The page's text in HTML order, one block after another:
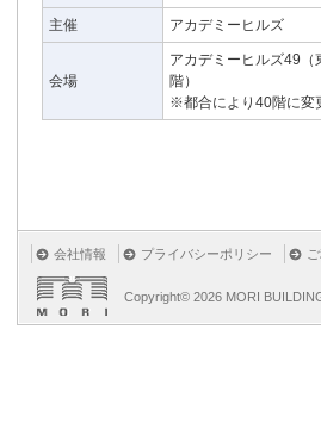
主催 アカデミーヒルズ
会場
アカデミーヒルズ49
階）
※都合により40階に変
会社情報 プライバシーポリシー
Copyright© 2026 MORI